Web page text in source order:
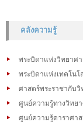
คลังความรู้
พระบิดาแห่งวิทยาศ
พระบิดาแห่งเทคโนโ
ศาสตร์พระราชากับวิ
ศูนย์ความรู้ทางวิทย
ศูนย์ความรู้ดาราศาส